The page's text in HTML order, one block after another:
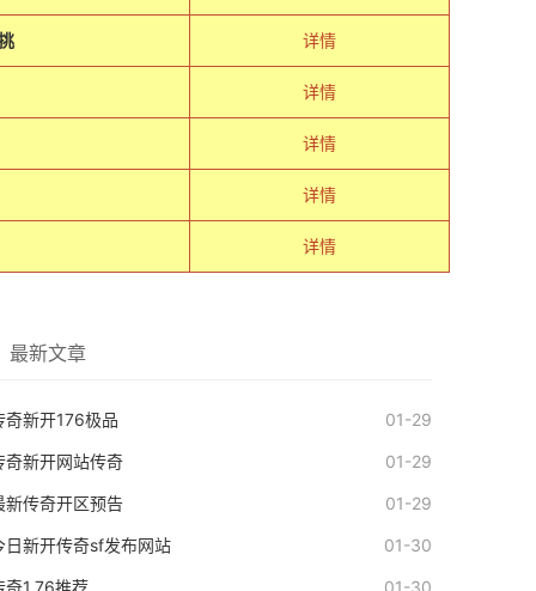
详情
详情
详情
详情
详情
最新文章
奇新开176极品 01-29
奇新开网站传奇 01-29
新传奇开区预告 01-29
日新开传奇sf发布网站 01-30
奇1.76推荐 01-30